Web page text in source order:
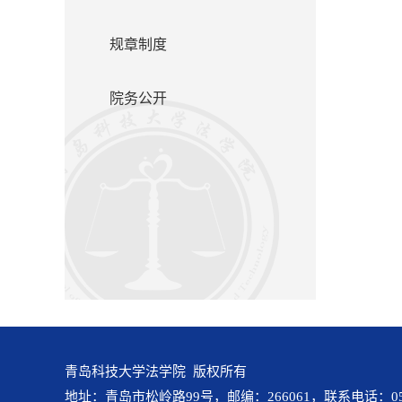
规章制度
院务公开
青岛科技大学法学院 版权所有
地址：青岛市松岭路99号，邮编：266061，联系电话：